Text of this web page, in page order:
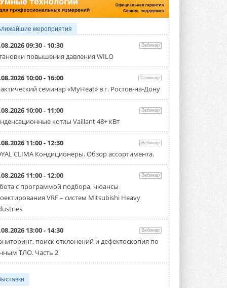
3 АВГУСТА 2026
«СиСофт Девелопмент» подвел
итоги конкурса студенческих
проектов «ТИМ-лидеры 2026»
Новый сезон конкурса «ТИМ-лидеры»
стартует уже в сентябре 2026 года ...
3 АВГУСТА 2026
«Русклимат» укрепляет
партнёрство за Уралом
Президент Омского землячества в
Москве Михаил Тимошенко посетил
Омск с трёхдневным рабочим визитом ...
Carrier модернизирует
флагманский чиллер AquaEdge
19XR
Чиллер получил новую версию,
работающую на хладагенте R1234ze ...
31 ИЮЛЯ 2026
направление систем
Mitsubishi Electric создаёт в США новую
компанию MEHITS US Inc. ...
мероприятия
09:30 - 10:30 Вебинар
повышения давления WILO
10:00 - 16:00 Семинар
семинар «MyHeat» в г. Ростов-на-Дону
10:00 - 11:00 Вебинар
котлы Vaillant 48+ кВт
11:00 - 12:30 Вебинар
CLIMA Кондиционеры. Обзор ассортимента.
11:00 - 12:00 Вебинар
с программой подбора, нюансы
VRF – систем Mitsubishi Heavy
13:00 - 14:30 Вебинар
поиск отклонений и дефектоскопия по
ТЛО. Часть 2